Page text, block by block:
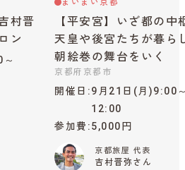
村晋
ン
【平安宮】いざ都の中
天皇や後宮たちが暮ら
朝絵巻の舞台をいく
京都府京都市
開催日
9月21日(月)9:00
12:00
参加費 5,000円
京都旅屋 代表
吉村晋弥さん